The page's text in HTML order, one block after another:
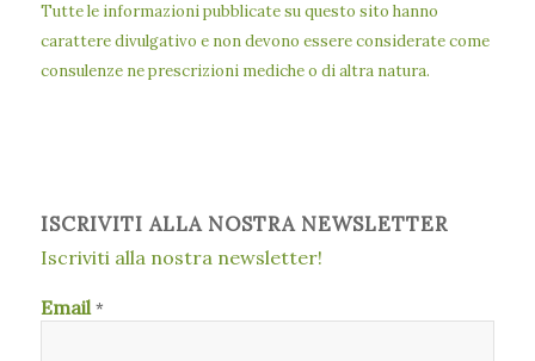
Tutte le informazioni pubblicate su questo sito hanno
carattere divulgativo e non devono essere considerate come
consulenze ne prescrizioni mediche o di altra natura.
ISCRIVITI ALLA NOSTRA NEWSLETTER
Iscriviti alla nostra newsletter!
Email*